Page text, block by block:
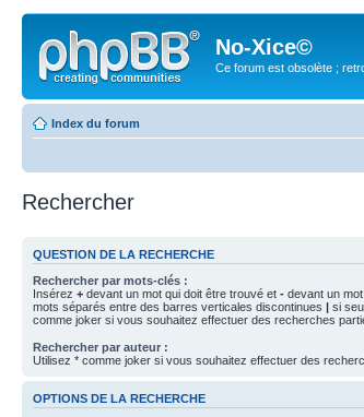
No-Xice©
Ce forum est obsolète ;
Index du forum
Rechercher
QUESTION DE LA RECHERCHE
Rechercher par mots-clés :
Insérez + devant un mot qui doit être trouvé et - devant un
mots séparés entre des barres verticales discontinues | si
comme joker si vous souhaitez effectuer des recherches
Rechercher par auteur :
Utilisez * comme joker si vous souhaitez effectuer des
OPTIONS DE LA RECHERCHE